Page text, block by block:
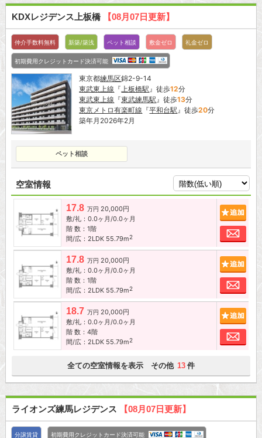
KDXレジデンス上板橋 【08月07日更新】
仲介手数料無料 新築/築浅 ペット相談 敷金ゼロ 礼金ゼロ
初期費用クレジットカード決済可能
東京都練馬区錦2-9-14
東武東上線 『 上板橋駅 』徒歩12分
東武東上線 『東武練馬駅 』徒歩13分
東京メトロ有楽町線 『平和台駅 』徒歩20分
築年月2026年2月
ペット相談
空室情報
17.8 万円 20,000円
敷/礼：0.0ヶ月/0.0ヶ月
階 数：1階
間/広：2LDK 55.79m2
お
17.8 万円 20,000円
敷/礼：0.0ヶ月/0.0ヶ月
階 数：1階
間/広：2LDK 55.79m2
お
18.7 万円 20,000円
敷/礼：0.0ヶ月/0.0ヶ月
階 数：4階
間/広：2LDK 55.79m2
お
全ての空室情報を表示 その他 13 件
ライオンズ練馬レジデンス 【08月07日更新】
分譲賃貸 初期費用クレジットカード決済可能